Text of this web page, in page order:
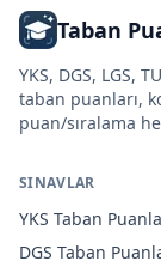
Taban
YKS, DGS, LGS,
taban puanları,
puan/sıralama
SINAVLAR
YKS Taban
DGS Taban